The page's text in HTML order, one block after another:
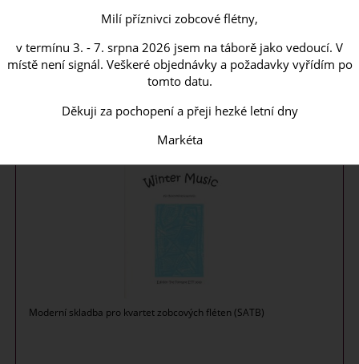
SKLADEM
185CZK
Winter Music - B. Hagvall
Moderní skladba pro kvartet zobcových fléten (SATB)
Milí příznivci zobcové flétny,
v termínu 3. - 7. srpna 2026 jsem na táborě jako vedoucí. V
místě není signál. Veškeré objednávky a požadavky vyřídím po
tomto datu.
Děkuji za pochopení a přeji hezké letní dny
Markéta